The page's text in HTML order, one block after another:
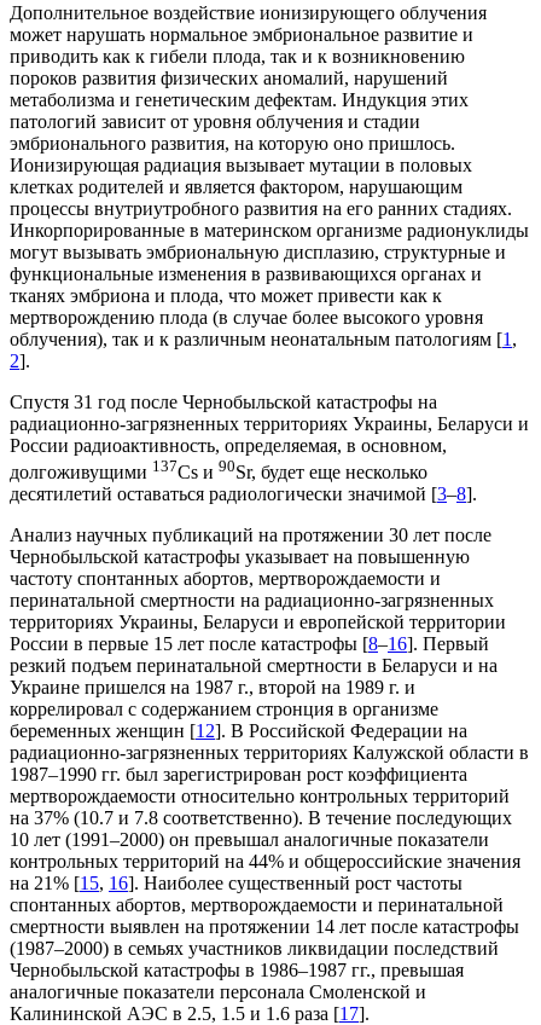
Дополнительное воздействие ионизирующего облучения
может нарушать нормальное эмбриональное развитие и
приводить как к гибели плода, так и к возникновению
пороков развития физических аномалий, нарушений
метаболизма и генетическим дефектам. Индукция этих
патологий зависит от уровня облучения и стадии
эмбрионального развития, на которую оно пришлось.
Ионизирующая радиация вызывает мутации в половых
клетках родителей и является фактором, нарушающим
процессы внутриутробного развития на его ранних стадиях.
Инкорпорированные в материнском организме радионуклиды
могут вызывать эмбриональную дисплазию, структурные и
функциональные изменения в развивающихся органах и
тканях эмбриона и плода, что может привести как к
мертворождению плода (в случае более высокого уровня
облучения), так и к различным неонатальным патологиям [1 ,
2].
Спустя 31 год после Чернобыльской катастрофы на
радиационно-загрязненных территориях Украины, Беларуси и
России радиоактивность, определяемая, в основном,
долгоживущими 137Cs и 90Sr, будет еще несколько
десятилетий оставаться радиологически значимой [3–8].
Анализ научных публикаций на протяжении 30 лет после
Чернобыльской катастрофы указывает на повышенную
частоту спонтанных абортов, мертворождаемости и
перинатальной смертности на радиационно-загрязненных
территориях Украины, Беларуси и европейской территории
России в первые 15 лет после катастрофы [8–16]. Первый
резкий подъем перинатальной смертности в Беларуси и на
Украине пришелся на 1987 г., второй на 1989 г. и
коррелировал с содержанием стронция в организме
беременных женщин [12]. В Российской Федерации на
радиационно-загрязненных территориях Калужской области в
1987–1990 гг. был зарегистрирован рост коэффициента
мертворождаемости относительно контрольных территорий
на 37% (10.7 и 7.8 соответственно). В течение последующих
10 лет (1991–2000) он превышал аналогичные показатели
контрольных территорий на 44% и общероссийские значения
на 21% [15, 16]. Наиболее существенный рост частоты
спонтанных абортов, мертворождаемости и перинатальной
смертности выявлен на протяжении 14 лет после катастрофы
(1987–2000) в семьях участников ликвидации последствий
Чернобыльской катастрофы в 1986–1987 гг., превышая
аналогичные показатели персонала Смоленской и
Калининской АЭС в 2.5, 1.5 и 1.6 раза [17].